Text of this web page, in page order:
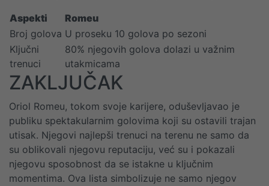
Aspekti
Romeu
Broj golova U proseku 10 golova po sezoni
Ključni
trenuci
80% njegovih golova dolazi u važnim
utakmicama
ZAKLJUČAK
Oriol Romeu, tokom svoje karijere, oduševljavao je
publiku spektakularnim golovima koji su ostavili trajan
utisak. Njegovi najlepši trenuci na terenu ne samo da
su oblikovali njegovu reputaciju, već su i pokazali
njegovu sposobnost da se istakne u ključnim
momentima. Ova lista simbolizuje ne samo njegov